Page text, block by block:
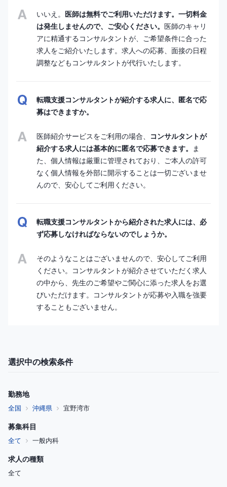
いいえ。 医師は無料でご利用いただけます。一切料金
は発生しませんので、ご安心ください。 医師のキャリ
アに精通するコンサルタントが、ご希望条件に合った
求人をご紹介いたします。求人への応募、面接の日程
調整などもコンサルタントが代行いたします。
転職支援コンサルタントが紹介する求人に、匿名で応
募はできますか。
医師紹介サービスをご利用の場合、
コンサルタントが
紹介する求人には基本的に匿名で応募できます。 ま
た、個人情報は厳重に管理されており、ご本人の許可
なく個人情報を外部に開示することは一切ございませ
んので、安心してご利用ください。
転職支援コンサルタントから紹介された求人には、必
ず応募しなければならないのでしょうか。
そのようなことはございませんので、安心してご利用
ください。コンサルタントが紹介させていただく求人
の中から、先生のご希望やご関心に添った求人をお選
びいただけます。コンサルタントが応募や入職を強要
することもございません。
選択中の検索条件
勤務地
全国 沖縄県 宜野湾市
募集科目
全て 一般内科
求人の種類
全て